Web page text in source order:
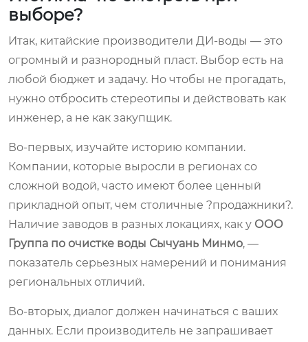
выборе?
Итак, китайские производители ДИ-воды — это
огромный и разнородный пласт. Выбор есть на
любой бюджет и задачу. Но чтобы не прогадать,
нужно отбросить стереотипы и действовать как
инженер, а не как закупщик.
Во-первых, изучайте историю компании.
Компании, которые выросли в регионах со
сложной водой, часто имеют более ценный
прикладной опыт, чем столичные ?продажники?.
Наличие заводов в разных локациях, как у ООО
Группа по очистке воды Сычуань Минмо, —
показатель серьезных намерений и понимания
региональных отличий.
Во-вторых, диалог должен начинаться с ваших
данных. Если производитель не запрашивает